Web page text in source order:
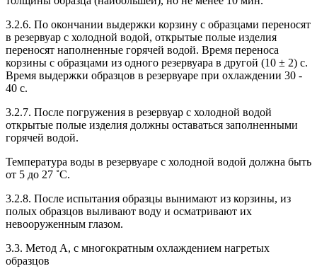
3.2.6. По окончании выдержки корзину с образцами переносят
в резервуар с холодной водой, открытые полые изделия
переносят наполненные горячей водой. Время переноса
корзины с образцами из одного резервуара в другой (10 ± 2) с.
Время выдержки образцов в резервуаре при охлаждении 30 -
40 с.
3.2.7. После погружения в резервуар с холодной водой
открытые полые изделия должны оставаться заполненными
горячей водой.
Температура воды в резервуаре с холодной водой должна быть
от 5 до 27 ˚С.
3.2.8. После испытания образцы вынимают из корзины, из
полых образцов выливают воду и осматривают их
невооруженным глазом.
3.3. Метод А, с многократным охлаждением нагретых
образцов